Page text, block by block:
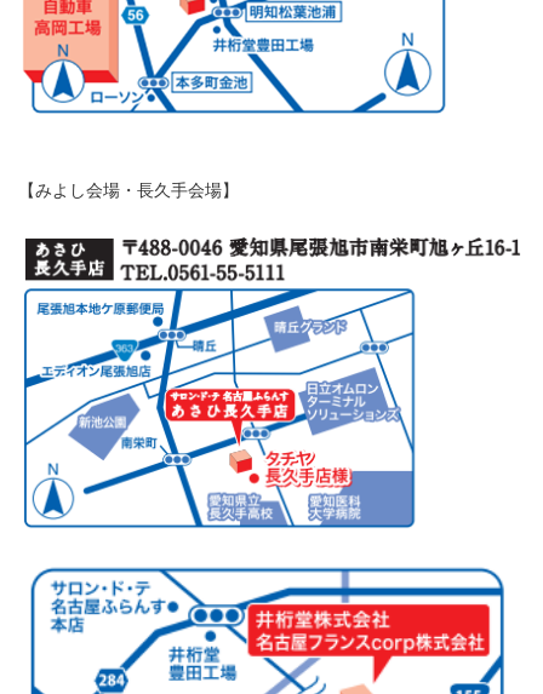
【みよし会場・長久手会場】